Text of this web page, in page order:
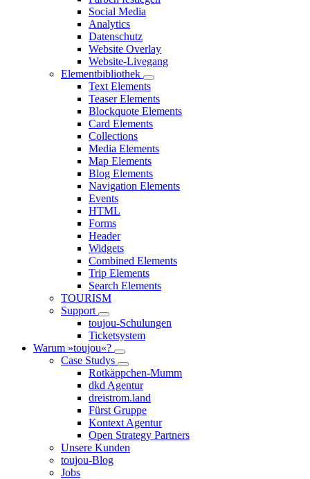
Social Media
Analytics
Datenschutz
Website Overlay
Website-Livegang
Elementbibliothek
Text Elements
Teaser Elements
Blockquote Elements
Card Elements
Collections
Media Elements
Map Elements
Blog Elements
Navigation Elements
Events
HTML
Forms
Header
Widgets
Combined Elements
Trip Elements
Search Elements
TOURISM
Support
toujou-Schulungen
Ticketsystem
Warum »toujou«?
Case Studys
Rotkäppchen-Mumm
dkd Agentur
dreistrom.land
Fürst Gruppe
Kontext Agentur
Open Strategy Partners
Unsere Kunden
toujou-Blog
Jobs